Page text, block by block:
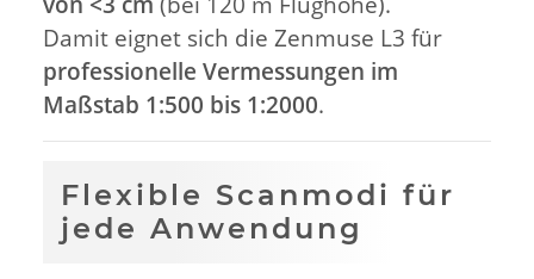
Damit eignet sich die Zenmuse L3 für
professionelle Vermessungen im
Maßstab 1:500 bis 1:2000.
Flexible Scanmodi für
jede Anwendung